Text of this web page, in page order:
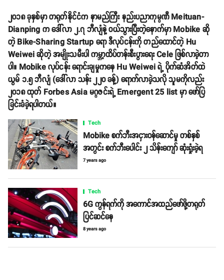
၂၀၁၈ ခုနှစ်မှာ တရုတ်နိုင်ငံက နာမည်ကြီး နည်းပညာကုမ္ပဏီ Meituan-
Dianping က ဒေါ်လာ ၂.၇ ဘီလျံနဲ့ ဝယ်သွားပြီးတဲ့နောက်မှာ Mobike ဆို
တဲ့ Bike-Sharing Startup ရော ဒီလုပ်ငန်းကို တည်ထောင်တဲ့ Hu
Weiwei ဆိုတဲ့ အမျိုးသမီးပါ ကမ္ဘာ့ထိပ်တန်းစီးပွားရေး Cele ဖြစ်လာခဲ့တာ
ပါ။ Mobike လုပ်ငန်း ရောင်းချမှုကနေ Hu Weiwei ရဲ့ ပိုက်ဆံအိတ်ထဲ
ယွမ် ၁.၅ ဘီလျံ (ဒေါ်လာ သန်း ၂၂၀ ခန့်) ရောက်လာခဲ့သလို သူမကိုလည်း
၂၀၁၈ ထုတ် Forbes Asia မဂ္ဂဇင်းရဲ့ Emergent 25 list မှာ ဖော်ပြ
ခြင်းခံခဲ့ရပါတယ်။
Tech
Mobike စက်ဘီးအငှားဝန်ဆောင်မှု တစ်နှစ်
အတွင်း စက်ဘီးပေါင်း ၂ သိန်းကျော် ဆုံးရှုံးခဲ့ရ
7 years ago
Tech
6G ကွန်ရက်ကို အကောင်အထည်ဖော်ဖို့တရုတ်
ပြင်ဆင်နေ
8 years ago